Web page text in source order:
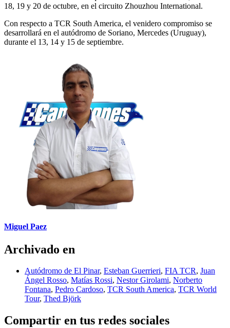
18, 19 y 20 de octubre, en el circuito Zhouzhou International.
Con respecto a TCR South America, el venidero compromiso se
desarrollará en el autódromo de Soriano, Mercedes (Uruguay),
durante el 13, 14 y 15 de septiembre.
Miguel Paez
Archivado en
Autódromo de El Pinar, Esteban Guerrieri, FIA TCR, Juan
Ángel Rosso, Matías Rossi, Nestor Girolami, Norberto
Fontana, Pedro Cardoso, TCR South America, TCR World
Tour, Thed Björk
Compartir en tus redes sociales